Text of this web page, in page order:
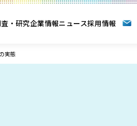
・研究企業情報ニュース採用情報
実態